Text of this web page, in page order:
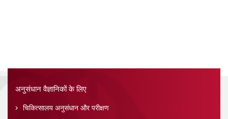
अनुसंधान वैज्ञानिकों के लिए
चिकित्सालय अनुसंधान और परीक्षण